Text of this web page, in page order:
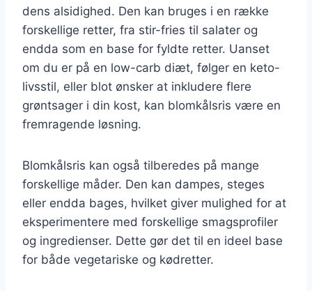
dens alsidighed. Den kan bruges i en række
forskellige retter, fra stir-fries til salater og
endda som en base for fyldte retter. Uanset
om du er på en low-carb diæt, følger en keto-
livsstil, eller blot ønsker at inkludere flere
grøntsager i din kost, kan blomkålsris være en
fremragende løsning.
Blomkålsris kan også tilberedes på mange
forskellige måder. Den kan dampes, steges
eller endda bages, hvilket giver mulighed for at
eksperimentere med forskellige smagsprofiler
og ingredienser. Dette gør det til en ideel base
for både vegetariske og kødretter.